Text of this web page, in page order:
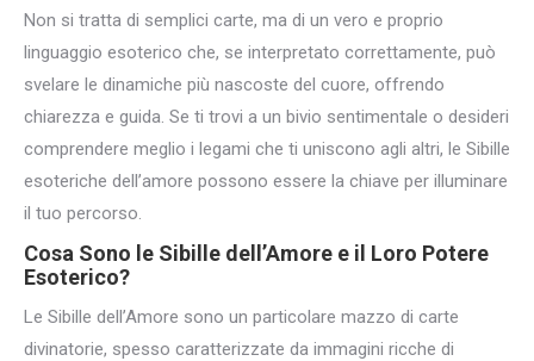
Non si tratta di semplici carte, ma di un vero e proprio
linguaggio esoterico che, se interpretato correttamente, può
svelare le dinamiche più nascoste del cuore, offrendo
chiarezza e guida. Se ti trovi a un bivio sentimentale o desideri
comprendere meglio i legami che ti uniscono agli altri, le Sibille
esoteriche dell’amore possono essere la chiave per illuminare
il tuo percorso.
Cosa Sono le Sibille dell’Amore e il Loro Potere
Esoterico?
Le Sibille dell’Amore sono un particolare mazzo di carte
divinatorie, spesso caratterizzate da immagini ricche di